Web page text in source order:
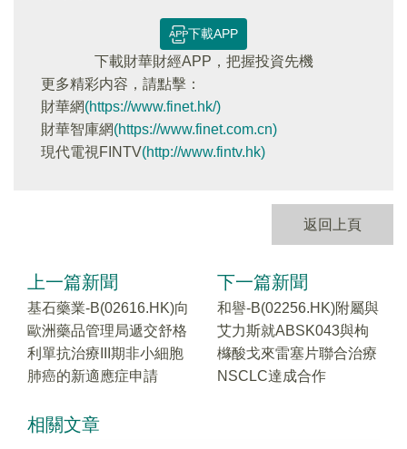
下載APP
下載財華財經APP，把握投資先機
更多精彩内容，請點擊：
財華網(https://www.finet.hk/)
財華智庫網(https://www.finet.com.cn)
現代電視FINTV(http://www.fintv.hk)
返回上頁
上一篇新聞
基石藥業-B(02616.HK)向
歐洲藥品管理局遞交舒格
利單抗治療III期非小細胞
肺癌的新適應症申請
下一篇新聞
和譽-B(02256.HK)附屬與
艾力斯就ABSK043與枸
櫞酸戈來雷塞片聯合治療
NSCLC達成合作
相關文章